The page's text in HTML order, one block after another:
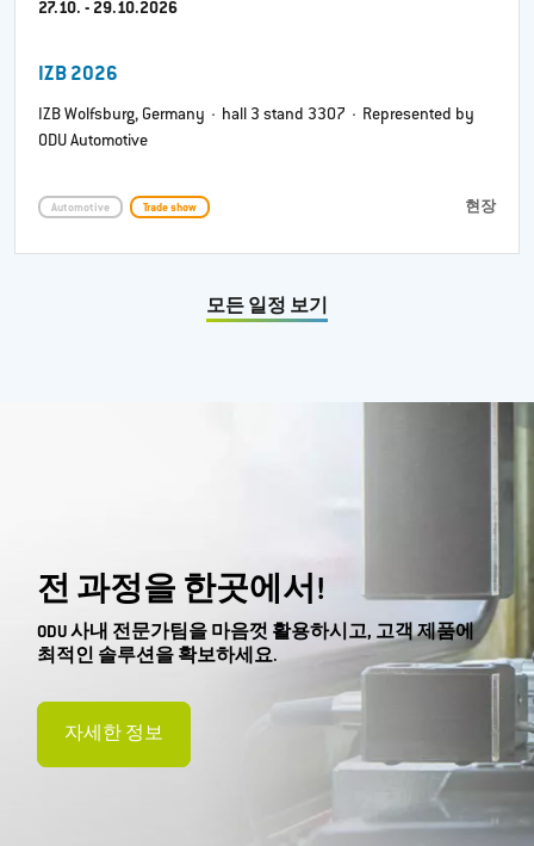
27.10. - 29.10.2026
IZB 2026
IZB Wolfsburg, Germany · hall 3 stand 3307 · Represented by
ODU Automotive
Automotive Trade show 현장
모든 일정 보기
전 과정을 한곳에서!
ODU 사내 전문가팀을 마음껏 활용하시고, 고객 제품에
최적인 솔루션을 확보하세요.
자세한 정보